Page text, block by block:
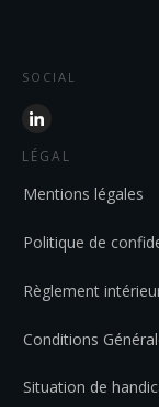
SOCIAL
LÉGAL
Mentions légales
Politique de
Règlement
Conditions
Situation de